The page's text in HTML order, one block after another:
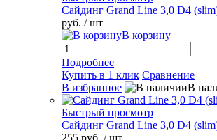
Сайдинг Grand Line 3,0 D4
руб. / шт
В корзину
Подробнее
Купить в 1 клик Сравнение
В избранное
В
Быстрый просмотр
Сайдинг Grand Line 3,0 D4
255 руб. / шт